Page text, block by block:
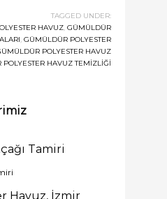
TAGGED UNDER:
HAVUZ,GÜMÜLDÜR
,GÜMÜLDÜR POLYESTER
POLYESTER HAVUZ
HAVUZ TEMIZLIĞI